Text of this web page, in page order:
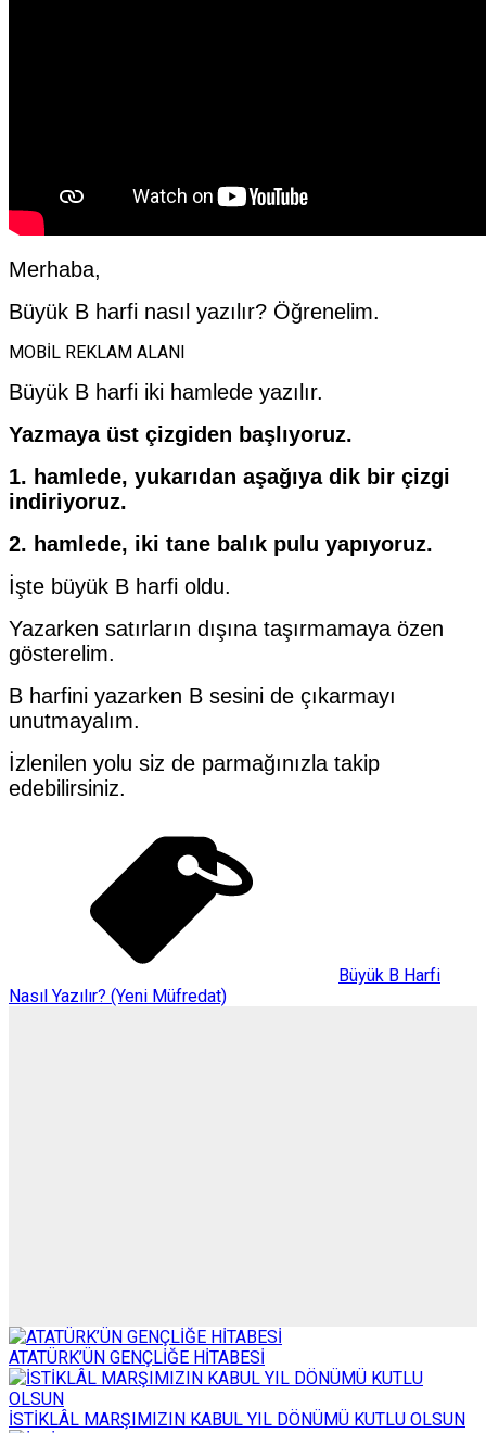
Merhaba,
Büyük B harfi nasıl yazılır? Öğrenelim.
MOBİL REKLAM ALANI
Büyük B harfi iki hamlede yazılır.
Yazmaya üst çizgiden başlıyoruz.
1. hamlede, yukarıdan aşağıya dik bir çizgi
indiriyoruz.
2. hamlede, iki tane balık pulu yapıyoruz.
İşte büyük B harfi oldu.
Yazarken satırların dışına taşırmamaya özen
gösterelim.
B harfini yazarken B sesini de çıkarmayı
unutmayalım.
İzlenilen yolu siz de parmağınızla takip
edebilirsiniz.
Büyük B Harfi
Nasıl Yazılır? (Yeni Müfredat)
ATATÜRK’ÜN GENÇLİĞE HİTABESİ
İSTİKLÂL MARŞIMIZIN KABUL YIL DÖNÜMÜ KUTLU OLSUN